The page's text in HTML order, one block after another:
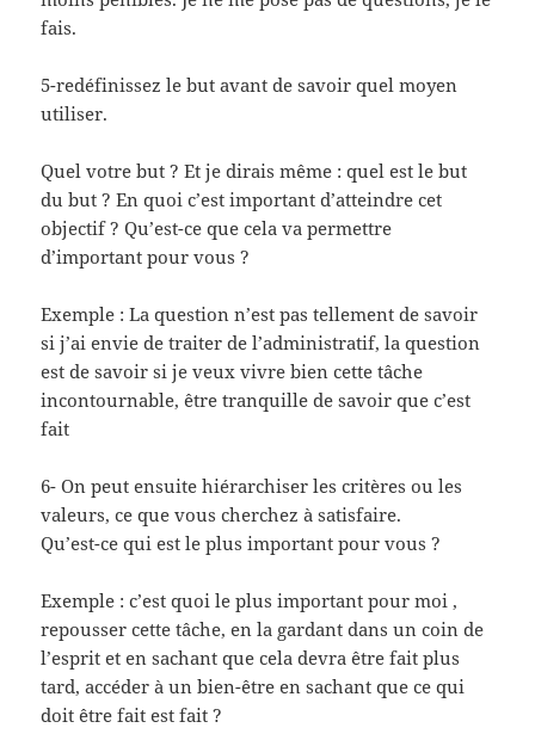
fais.
5-redéfinissez le but avant de savoir quel moyen
utiliser.
Quel votre but ? Et je dirais même : quel est le but
du but ? En quoi c’est important d’atteindre cet
objectif ? Qu’est-ce que cela va permettre
d’important pour vous ?
Exemple : La question n’est pas tellement de savoir
si j’ai envie de traiter de l’administratif, la question
est de savoir si je veux vivre bien cette tâche
incontournable, être tranquille de savoir que c’est
fait
6- On peut ensuite hiérarchiser les critères ou les
valeurs, ce que vous cherchez à satisfaire.
Qu’est-ce qui est le plus important pour vous ?
Exemple : c’est quoi le plus important pour moi ,
repousser cette tâche, en la gardant dans un coin de
l’esprit et en sachant que cela devra être fait plus
tard, accéder à un bien-être en sachant que ce qui
doit être fait est fait ?